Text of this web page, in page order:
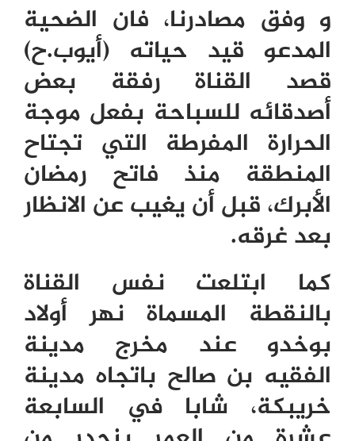
و وفق مصادرنا، فان الضحية
المدعو قيد حياته (أيوب.ح)
قصد القناة رفقة بعض
أصدقائه للسباحة بفعل موجة
الحرارة المفرطة التي تجتاح
المنطقة منذ فاتح رمضان
الأبرك، قبل أن يغيب عن الانظار
بعد غرقه.
كما ابتلعت نفس القناة
بالنقطة المسماة نهر أولاد
بوخدو عند مخرج مدينة
الفقيه بن صالح باتجاه مدينة
خريبكة، شابا في السابعة